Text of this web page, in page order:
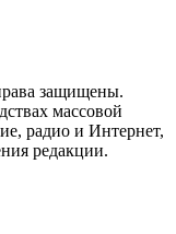
защищены.
массовой
радио и Интернет,
редакции.